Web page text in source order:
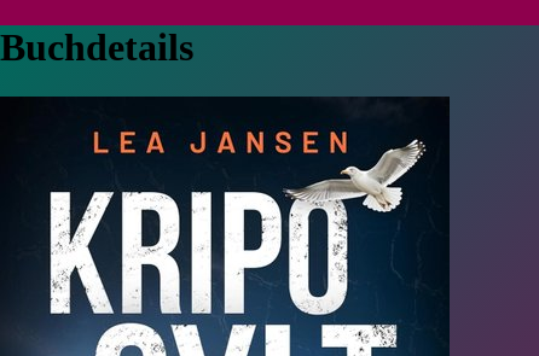
Buchdetails